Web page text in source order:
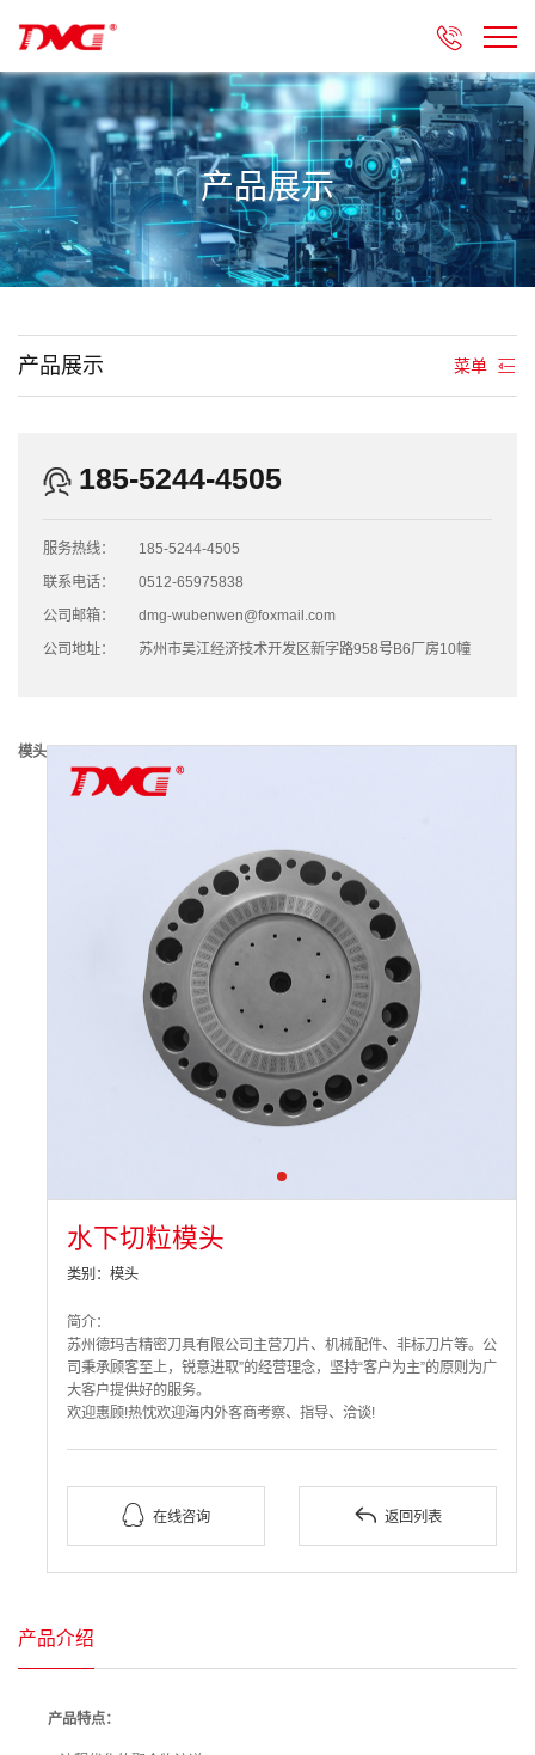

产品展示
菜单
产品展示
185-5244-4505
服务热线：
185-5244-4505
联系电话：
0512-65975838
公司邮箱：
dmg-wubenwen@foxmail.com
公司地址：
苏州市吴江经济技术开发区新字路958号B6厂房10幢
模头
水下切粒模头
类别：模头
简介：
苏州德玛吉精密刀具有限公司主营刀片、机械配件、非标刀片等。公
司秉承顾客至上，锐意进取”的经营理念，坚持“客户为主”的原则为广
大客户提供好的服务。
欢迎惠顾!热忱欢迎海内外客商考察、指导、洽谈!
 在线咨询  返回列表
产品介绍
产品特点：